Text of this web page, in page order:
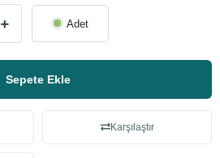
Adet
Sepete Ekle
Karşılaştır